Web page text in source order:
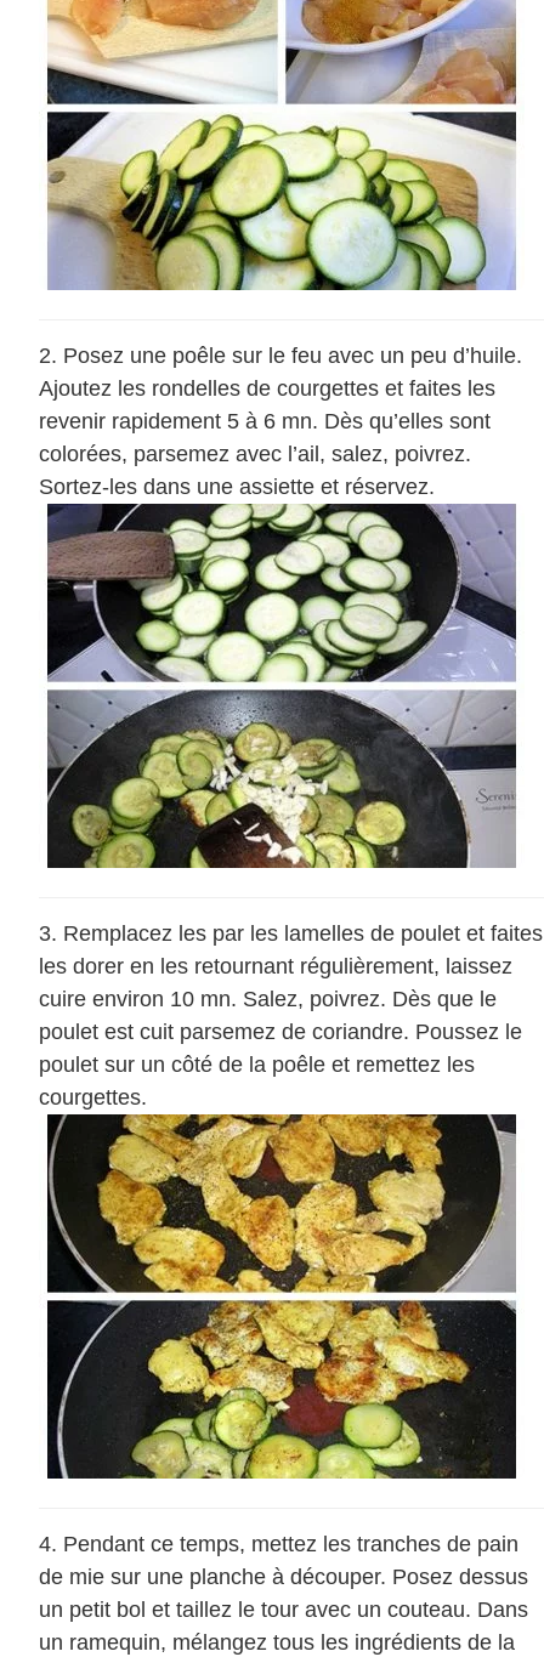
Posez une poêle sur le feu avec un peu d’huile.
Ajoutez les rondelles de courgettes et faites les
revenir rapidement 5 à 6 mn. Dès qu’elles sont
colorées, parsemez avec l’ail, salez, poivrez.
Sortez-les dans une assiette et réservez.
Remplacez les par les lamelles de poulet et faites
les dorer en les retournant régulièrement, laissez
cuire environ 10 mn. Salez, poivrez. Dès que le
poulet est cuit parsemez de coriandre. Poussez le
poulet sur un côté de la poêle et remettez les
courgettes.
Pendant ce temps, mettez les tranches de pain
de mie sur une planche à découper. Posez dessus
un petit bol et taillez le tour avec un couteau. Dans
un ramequin, mélangez tous les ingrédients de la